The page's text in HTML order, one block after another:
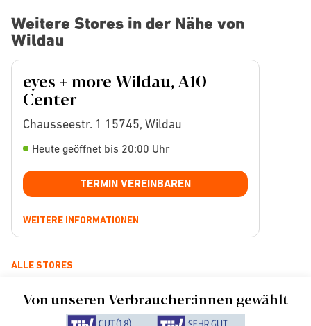
Weitere Stores in der Nähe von
Wildau
eyes + more Wildau, A10
Center
Chausseestr. 1 15745, Wildau
Heute geöffnet bis 20:00 Uhr
TERMIN VEREINBAREN
WEITERE INFORMATIONEN
ALLE STORES
Von unseren Verbraucher:innen gewählt